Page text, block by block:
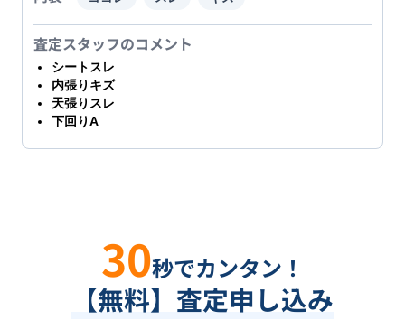
査定スタッフのコメント
シートスレ
内張りキズ
天張りスレ
下回りA
30秒でカンタン！
【無料】査定申し込み